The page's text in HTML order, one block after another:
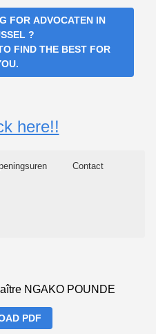
FOR ADVOCATEN IN
?
FIND THE BEST FOR
here!!
Contact
PDF